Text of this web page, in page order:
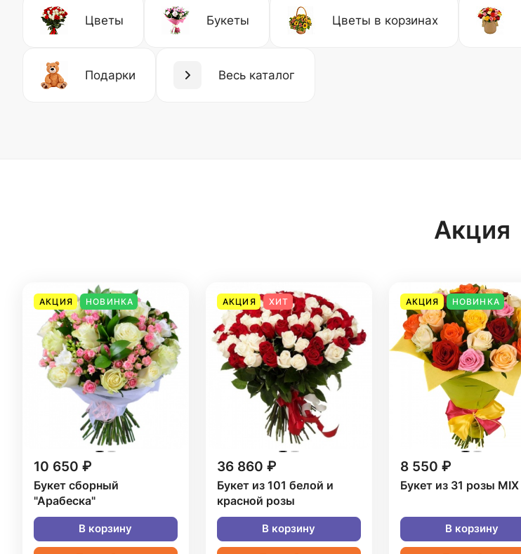
Цветы Букеты Цветы в корзинах
Подарки Весь каталог
Акция
АКЦИЯ НОВИНКА
10 650 ₽
Букет сборный
"Арабеска"
В корзину
АКЦИЯ ХИТ
36 860 ₽
Букет из 101 белой и
красной розы
В корзину
АКЦИЯ НОВИНКА
8 550 ₽
Букет из 31 розы MIX
В корзину